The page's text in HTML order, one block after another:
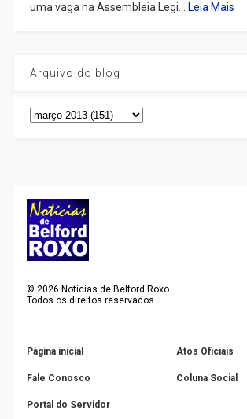
uma vaga na Assembleia Legi... Leia Mais
Arquivo do blog
© 2026 Notícias de Belford Roxo
Todos os direitos reservados.
Página inicial Atos Oficiais
Fale Conosco Coluna Social
Portal do Servidor